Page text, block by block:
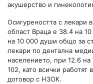
акушерство и
Осигуреността с лекари
област Враца е 38.4 на
на 10 000 души общо за
лекари по дентална
населението, при 12.6
102, като всички работят
договор с НЗОК.